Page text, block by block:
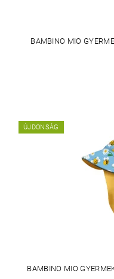
BAMBINO MIO
ÚJDONSÁG
BAMBINO MIO